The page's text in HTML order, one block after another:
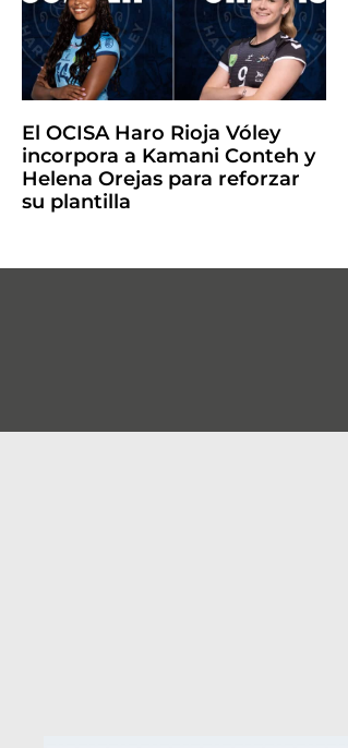
El OCISA Haro Rioja Vóley
incorpora a Kamani Conteh y
Helena Orejas para reforzar
su plantilla